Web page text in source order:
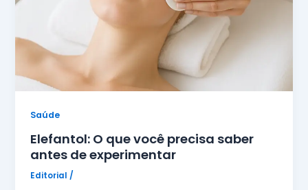
Saúde
Elefantol: O que você precisa saber
antes de experimentar
Editorial /